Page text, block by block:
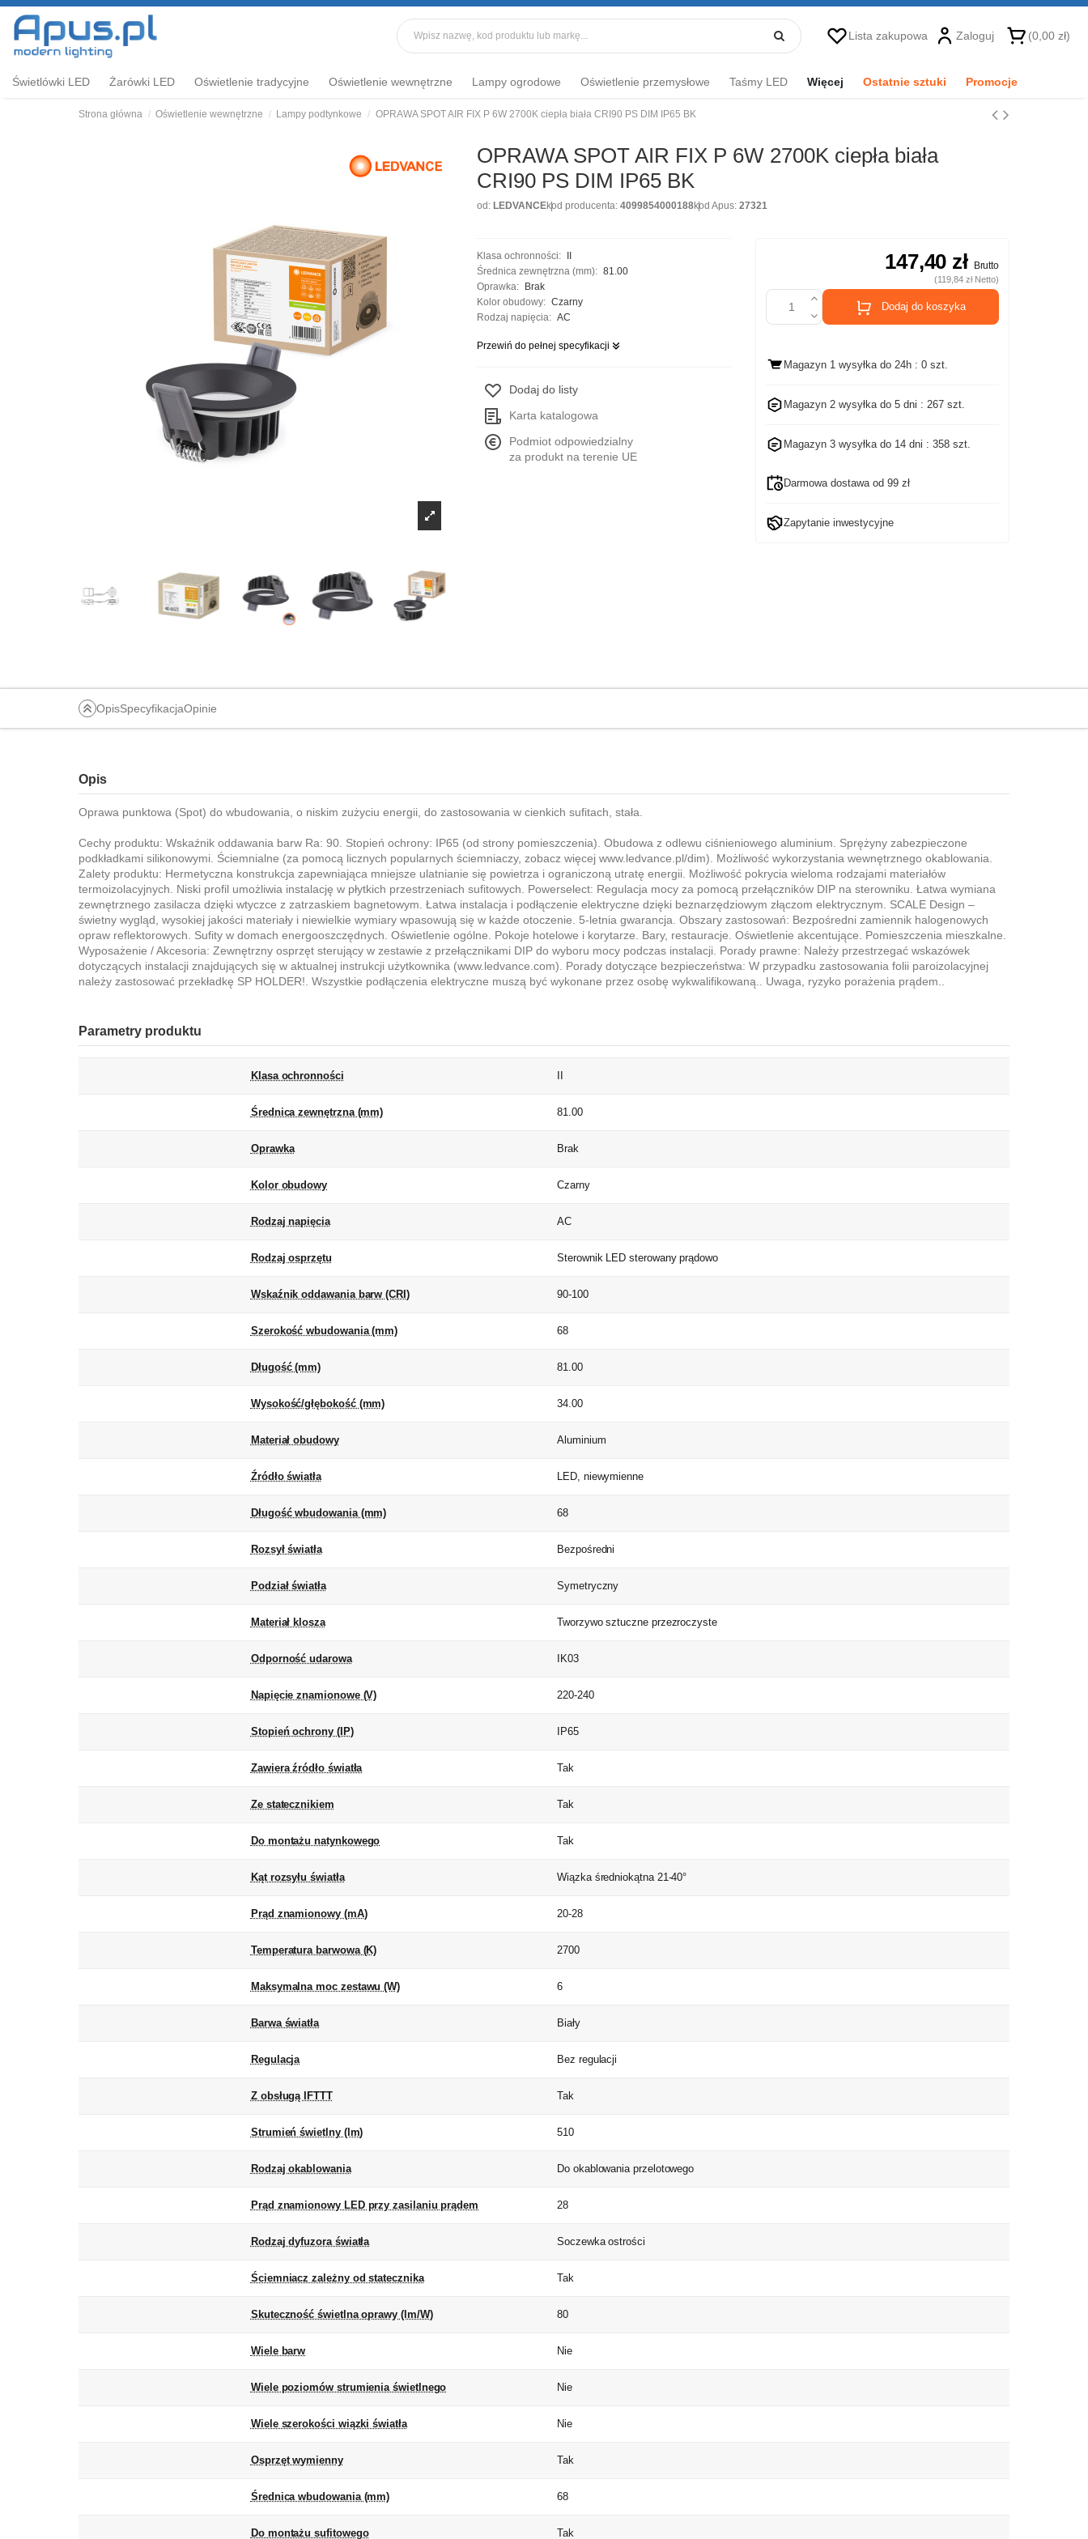
Lista zakupowa Zaloguj (0,00 zł)
Świetlówki LED Żarówki LED Oświetlenie tradycyjne Oświetlenie wewnętrzne Lampy ogrodowe Oświetlenie przemysłowe Taśmy LED Więcej Ostatnie sztuki Promocje
Strona główna Oświetlenie wewnętrzne Lampy podtynkowe OPRAWA SPOT AIR FIX P 6W 2700K ciepła biała CRI90 PS DIM IP65 BK
OPRAWA SPOT AIR FIX P 6W 2700K ciepła biała
CRI90 PS DIM IP65 BK
od: LEDVANCEkod producenta: 4099854000188kod Apus: 27321
Klasa ochronności:
Średnica zewnętrzna (mm): 81.00
Oprawka:
Brak
Kolor obudowy: Czarny
Rodzaj napięcia: AC
Przewiń do pełnej specyfikacji
Dodaj do listy
Karta katalogowa
Podmiot odpowiedzialny
za produkt na terenie UE
147,40 zł Brutto
(119,84 zł Netto)
Dodaj do koszyka
Magazyn 1 wysyłka do 24h: 0 szt.
Magazyn 2 wysyłka do 5 dni : 267 szt.
Magazyn 3 wysyłka do 14 dni : 358 szt.
Darmowa dostawa od 99 zł
Zapytanie inwestycyjne
OpisSpecyfikacjaOpinie
Opis
Oprawa punktowa (Spot) do wbudowania, o niskim zużyciu energii, do zastosowania w cienkich sufitach, stała.
Cechy produktu: Wskaźnik oddawania barw Ra: 90. Stopień ochrony: IP65 (od strony pomieszczenia). Obudowa z odlewu ciśnieniowego aluminium. Sprężyny zabezpieczone
podkładkami silikonowymi. Ściemnialne (za pomocą licznych popularnych ściemniaczy, zobacz więcej www.ledvance.pl/dim). Możliwość wykorzystania wewnętrznego okablowania.
Zalety produktu: Hermetyczna konstrukcja zapewniająca mniejsze ulatnianie się powietrza i ograniczoną utratę energii. Możliwość pokrycia wieloma rodzajami materiałów
termoizolacyjnych. Niski profil umożliwia instalację w płytkich przestrzeniach sufitowych. Powerselect: Regulacja mocy za pomocą przełączników DIP na sterowniku. Łatwa wymiana
zewnętrznego zasilacza dzięki wtyczce z zatrzaskiem bagnetowym. Łatwa instalacja i podłączenie elektryczne dzięki beznarzędziowym złączom elektrycznym. SCALE Design –
świetny wygląd, wysokiej jakości materiały i niewielkie wymiary wpasowują się w każde otoczenie. 5-letnia gwarancja. Obszary zastosowań: Bezpośredni zamiennik halogenowych
opraw reflektorowych. Sufity w domach energooszczędnych. Oświetlenie ogólne. Pokoje hotelowe i korytarze. Bary, restauracje. Oświetlenie akcentujące. Pomieszczenia mieszkalne.
Wyposażenie / Akcesoria: Zewnętrzny osprzęt sterujący w zestawie z przełącznikami DIP do wyboru mocy podczas instalacji. Porady prawne: Należy przestrzegać wskazówek
dotyczących instalacji znajdujących się w aktualnej instrukcji użytkownika (www.ledvance.com). Porady dotyczące bezpieczeństwa: W przypadku zastosowania folii paroizolacyjnej
należy zastosować przekładkę SP HOLDER!. Wszystkie podłączenia elektryczne muszą być wykonane przez osobę wykwalifikowaną.. Uwaga, ryzyko porażenia prądem..
Parametry produktu
Klasa ochronności II
Średnica zewnętrzna (mm) 81.00
Oprawka Brak
Kolor obudowy Czarny
Rodzaj napięcia AC
Rodzaj osprzętu Sterownik LED sterowany prądowo
Wskaźnik oddawania barw (CRI) 90-100
Szerokość wbudowania (mm) 68
Długość (mm) 81.00
Wysokość/głębokość (mm) 34.00
Materiał obudowy Aluminium
Źródło światła LED, niewymienne
Długość wbudowania (mm) 68
Rozsył światła Bezpośredni
Podział światła Symetryczny
Materiał klosza Tworzywo sztuczne przezroczyste
Odporność udarowa IK03
Napięcie znamionowe (V) 220-240
Stopień ochrony (IP) IP65
Zawiera źródło światła Tak
Ze statecznikiem Tak
Do montażu natynkowego Tak
Kąt rozsyłu światła Wiązka średniokątna 21-40°
Prąd znamionowy (mA) 20-28
Temperatura barwowa (K) 2700
Maksymalna moc zestawu (W) 6
Barwa światła Biały
Regulacja Bez regulacji
Z obsługą IFTTT Tak
Strumień świetlny (lm) 510
Rodzaj okablowania Do okablowania przelotowego
Prąd znamionowy LED przy zasilaniu prądem 28
Rodzaj dyfuzora światła Soczewka ostrości
Ściemniacz zależny od statecznika Tak
Skuteczność świetlna oprawy (lm/W) 80
Wiele barw Nie
Wiele poziomów strumienia świetlnego Nie
Wiele szerokości wiązki światła Nie
Osprzęt wymienny Tak
Średnica wbudowania (mm) 68
Do montażu sufitowego Tak